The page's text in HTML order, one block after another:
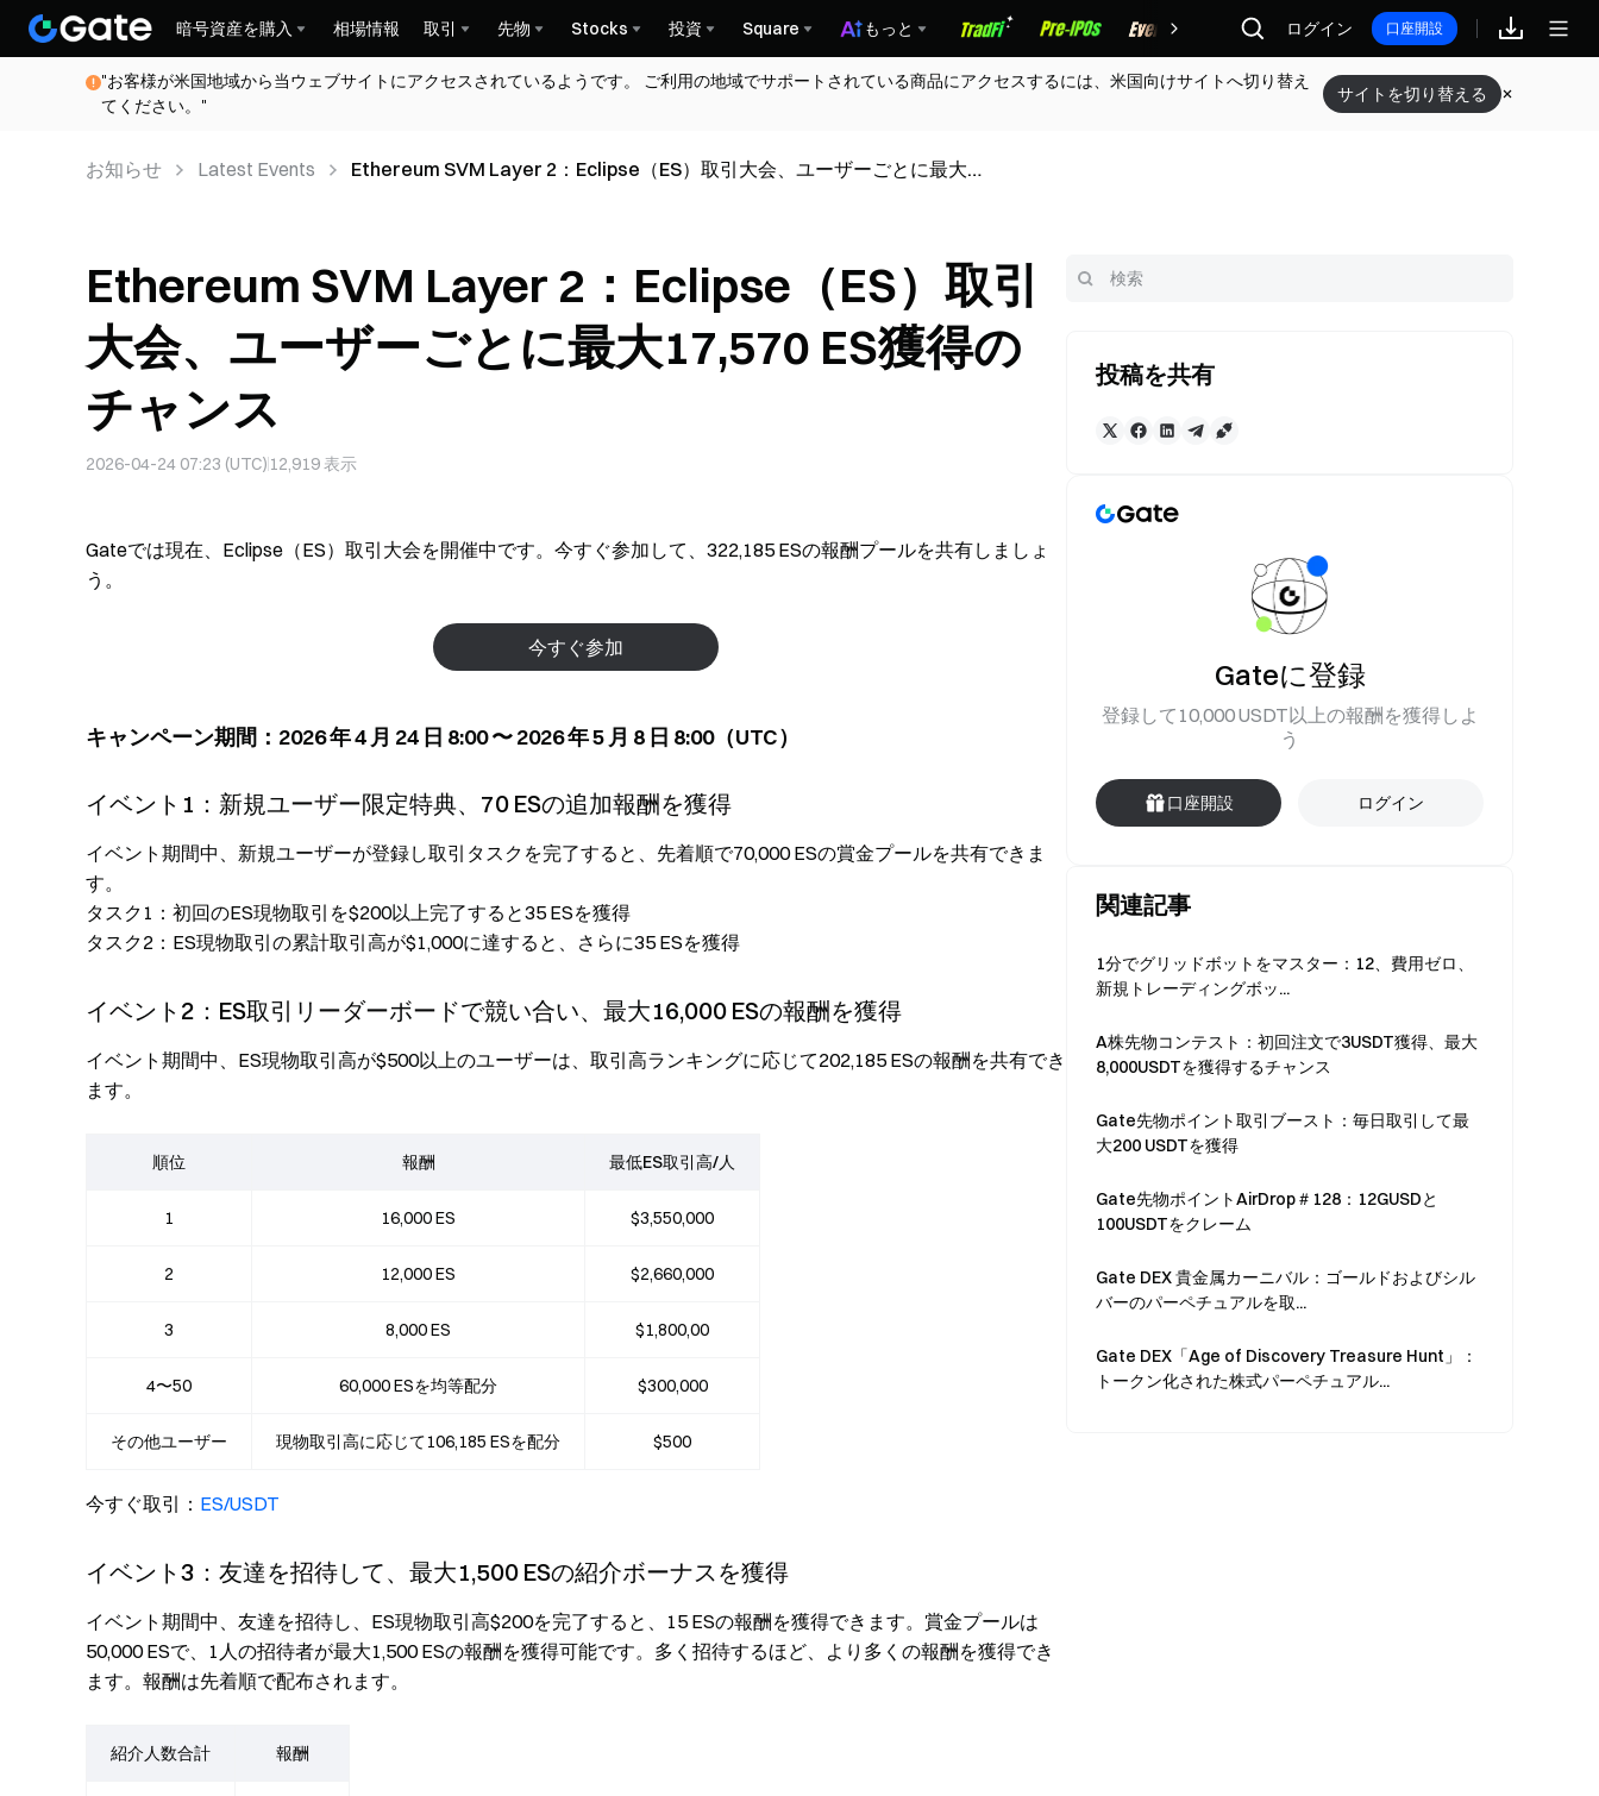
暗号資産を購入 相場情報 取引 先物 Stocks 投資 Square もっと 報酬 ログイン 口座開設
"お客様が米国地域から当ウェブサイトにアクセスされているようです。 ご利用の地域でサポートされている商品にアクセスするには、米国向けサイトへ切り替え
てください。"
サイトを切り替える
お知らせ Latest Events
Ethereum SVM Layer 2：Eclipse（ES）取引大会、ユーザーごとに最大
Ethereum SVM Layer 2：Eclipse（ES）取引
大会、ユーザーごとに最大17,570 ES獲得の
チャンス
2026-04-24 07:23 (UTC) 12,919表示
Gateでは現在、Eclipse（ES）取引大会を開催中です。今すぐ参加して、322,185 ESの報酬プールを共有しましょ
う。
今すぐ参加
キャンペーン期間：2026 年 4 月 24 日 8:00 〜 2026 年 5 月 8 日 8:00（UTC）
イベント1：新規ユーザー限定特典、70 ESの追加報酬を獲得
イベント期間中、新規ユーザーが登録し取引タスクを完了すると、先着順で70,000 ESの賞金プールを共有できま
す。
タスク1：初回のES現物取引を$200以上完了すると35 ESを獲得
タスク2：ES現物取引の累計取引高が$1,000に達すると、さらに35 ESを獲得
イベント2：ES取引リーダーボードで競い合い、最大16,000 ESの報酬を獲得
イベント期間中、ES現物取引高が$500以上のユーザーは、取引高ランキングに応じて202,185 ESの報酬を共有でき
ます。
順位 報酬 最低ES取引高/人
1 16,000 ES $3,550,000
2 12,000 ES $2,660,000
3 8,000 ES $1,800,00
4〜50 60,000 ESを均等配分 $300,000
その他ユーザー 現物取引高に応じて106,185 ESを配分 $500
今すぐ取引： ES/USDT
イベント3：友達を招待して、最大1,500 ESの紹介ボーナスを獲得
イベント期間中、友達を招待し、ES現物取引高$200を完了すると、15 ESの報酬を獲得できます。賞金プールは
50,000 ESで、1人の招待者が最大1,500 ESの報酬を獲得可能です。多く招待するほど、より多くの報酬を獲得でき
ます。報酬は先着順で配布されます。
紹介人数合計 報酬
投稿を共有
Gateに登録
登録して10,000 USDT以上の報酬を獲得しよ
う
口座開設 ログイン
関連記事
1分でグリッドボットをマスター：12、費用ゼロ、
新規トレーディングボッ...
A株先物コンテスト：初回注文で3USDT獲得、最大
8,000USDTを獲得するチャンス
Gate先物ポイント取引ブースト：毎日取引して最
大200 USDTを獲得
Gate先物ポイントAirDrop＃128：12GUSDと
100USDTをクレーム
Gate DEX 貴金属カーニバル：ゴールドおよびシル
バーのパーペチュアルを取...
Gate DEX「Age of Discovery Treasure Hunt」：
トークン化された株式パーペチュアル...